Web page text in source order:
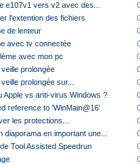
e107v1 vers v2 avec des...
l'extention des fichiers
de lenteur
avec tv connectée
avec mon pc
prolongée
prolongée sur...
Apple vs anti-virus Windows ?
reference to 'WinMain@16'
les protections...
diaporama en important une...
Tool Assisted Speedrun